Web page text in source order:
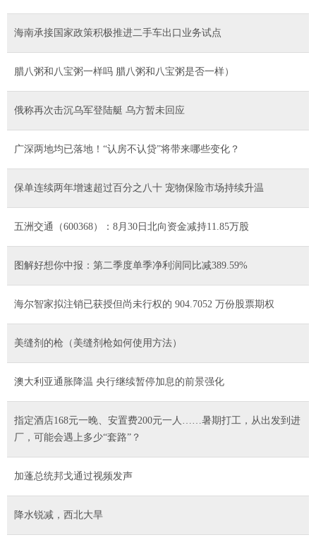
海南承接国家政策积极推进二手车出口业务试点
腊八粥和八宝粥一样吗 腊八粥和八宝粥是否一样）
俄称再次击沉乌军登陆艇 乌方暂未回应
广深两地均已落地！“认房不认贷”将带来哪些变化？
保单连续两年增速超过百分之八十 宠物保险市场持续升温
五洲交通（600368）：8月30日北向资金减持11.85万股
图解好想你中报：第二季度单季净利润同比减389.59%
海尔智家拟注销已获授但尚未行权的 904.7052 万份股票期权
美缝剂的枪（美缝剂枪如何使用方法）
澳大利亚通胀降温 央行继续暂停加息的前景强化
指定酒店168元一晚、安置费200元一人……暑期打工，从出发到进
厂，可能会遇上多少“套路”？
加蓬总统邦戈通过视频发声
降水锐减，西北大旱